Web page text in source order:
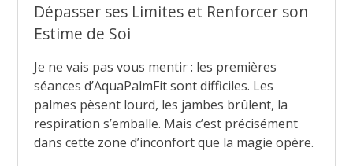
Dépasser ses Limites et Renforcer son
Estime de Soi
Je ne vais pas vous mentir : les premières
séances d’AquaPalmFit sont difficiles. Les
palmes pèsent lourd, les jambes brûlent, la
respiration s’emballe. Mais c’est précisément
dans cette zone d’inconfort que la magie opère.